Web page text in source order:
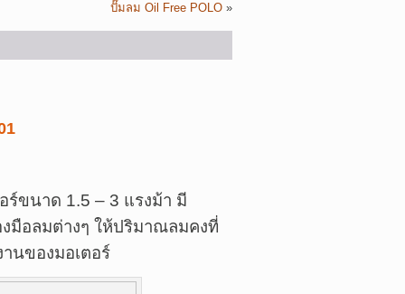
ปั๊มลม Oil Free POLO »
ร์ขนาด 1.5 – 3 แรงม้า มี
งมือลมต่างๆ ให้ปริมาณลมคงที่
นของมอเตอร์